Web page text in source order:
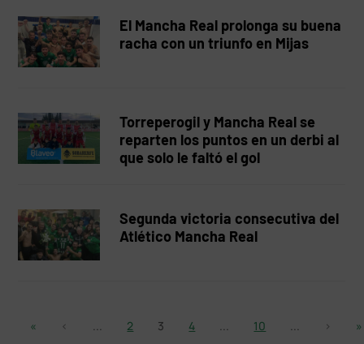
El Mancha Real prolonga su buena
racha con un triunfo en Mijas
Torreperogil y Mancha Real se
reparten los puntos en un derbi al
que solo le faltó el gol
Segunda victoria consecutiva del
Atlético Mancha Real
« ‹ ... 2 3 4 ... 10 ... › »